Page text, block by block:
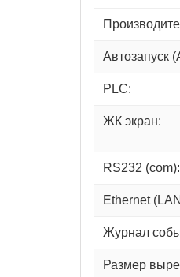
Автозапуск
PLC:
ЖК экран:
RS232 (com):
Ethernet
Журнал
Размер